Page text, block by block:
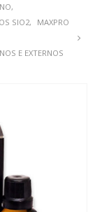
,
SIO2, MAXPRO
E EXTERNOS